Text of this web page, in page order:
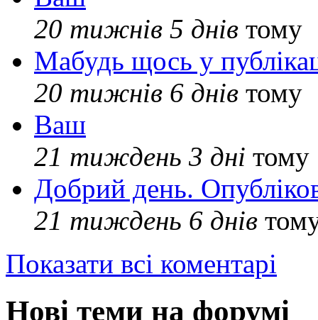
20 тижнів 5 днів тому
Мабудь щось у
20 тижнів 6 днів тому
Ваш
21 тиждень 3 дні тому
Добрий день.
21 тиждень 6 днів
Показати всі коментарі
Нові теми на форумі